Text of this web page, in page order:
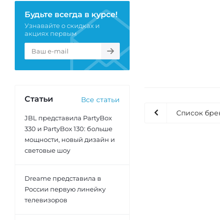
Список
Будьте всегда в курсе!
Узнавайте о скидках и
акциях первым
Статьи Все статьи
JBL представила PartyBox
330 и PartyBox 130: больше
мощности, новый дизайн и
световые шоу
Dreame представила в
России первую линейку
телевизоров